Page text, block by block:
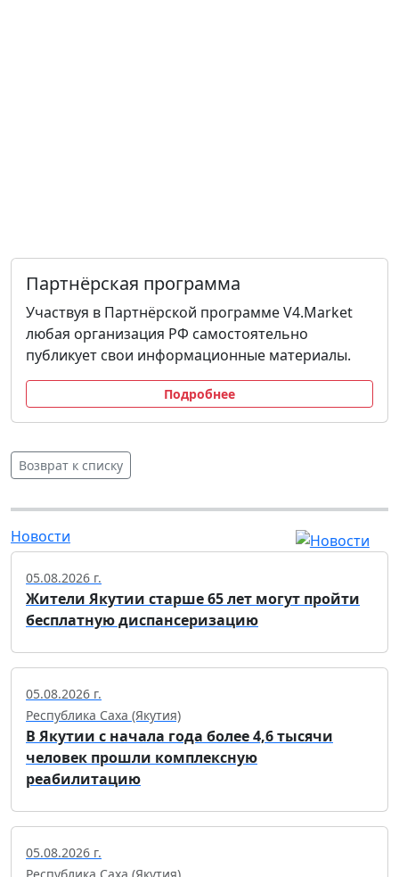
Партнёрская программа
Участвуя в Партнёрской программе V4.Market
любая организация РФ самостоятельно
публикует свои информационные материалы.
Подробнее
Возврат к списку
Новости
05.08.2026 г.
Жители Якутии старше 65 лет могут пройти
бесплатную диспансеризацию
05.08.2026 г.
Республика Саха (Якутия)
В Якутии с начала года более 4,6 тысячи
человек прошли комплексную
реабилитацию
05.08.2026 г.